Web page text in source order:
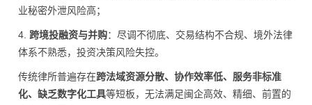
业秘密外泄风险高；
4. 跨境投融资与并购：尽调不彻底、交易结构不合规、境外法律
体系不熟悉，投资决策风险失控。
传统律所普遍存在跨法域资源分散、协作效率低、服务非标准
化、缺乏数字化工具等短板，无法满足闽企高效、精细、前置的